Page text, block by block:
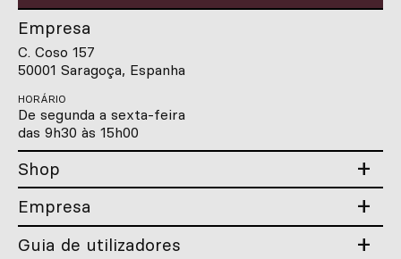
Empresa
C. Coso 157
50001 Saragoça, Espanha
HORÁRIO
De segunda a sexta-feira
das 9h30 às 15h00
Shop
Empresa
Guia de utilizadores